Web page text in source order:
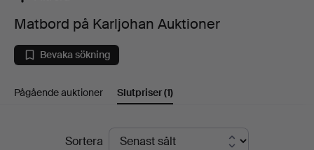
på
Karljohan
Auktioner
Matbord på Karljohan Auktioner
Bevaka sökning
Pågående auktioner Slutpriser(1)
SlutpriserSortera